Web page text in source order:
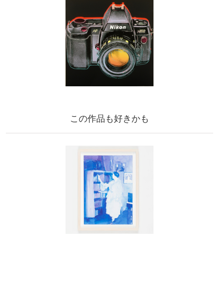
この作品も好きかも